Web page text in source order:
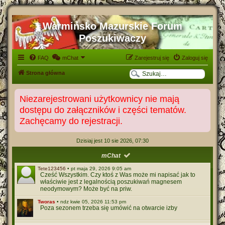
Warmińsko Mazurskie Forum
Poszukiwaczy
FAQ mChat Zaloguj się
Zarejestruj się
Strona główna
z
u
k
j
Niezarejestrowani użytkownicy nie mają
dostępu do załączników i części tematów.
Zachęcamy do rejestracji.
Dzisiaj jest 10 sie 2026, 07:30
mChat
Tete123456 • pt maja 29, 2026 9:05 am
Cześć Wszystkim. Czy ktoś z Was może mi napisać jak to
właściwie jest z legalnością poszukiwań magnesem
neodymowym? Może być na priw.
Tworas • ndz kwie 05, 2026 11:53 pm
Poza sezonem trzeba się umówić na otwarcie izby